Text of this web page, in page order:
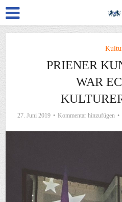
PRIENER
WAR
27. Juni 2019 Kommentar hinzufügen